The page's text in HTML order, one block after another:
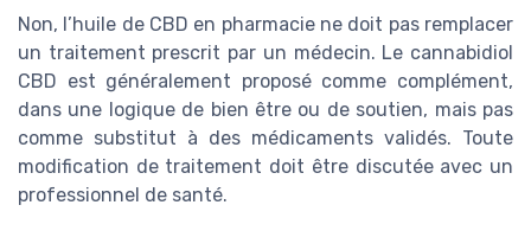
Non, l’huile de CBD en pharmacie ne doit pas remplacer
un traitement prescrit par un médecin. Le cannabidiol
CBD est généralement proposé comme complément,
dans une logique de bien être ou de soutien, mais pas
comme substitut à des médicaments validés. Toute
modification de traitement doit être discutée avec un
professionnel de santé.